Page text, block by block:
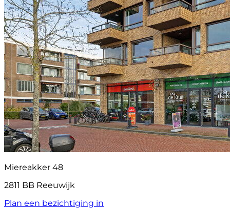
Miereakker 48
2811 BB Reeuwijk
Plan een bezichtiging in